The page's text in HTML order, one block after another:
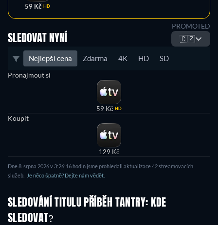
59 Kč HD
PROMOTED
SLEDOVAT NYNÍ 🇨🇿
Nejlepší cena Zdarma 4K HD SD
Pronajmout si
59 Kč HD
Koupit
129 Kč
Dne 8. srpna 2026 v 3:26:16 hodin jsme prohledali aktualizace 42 streamovacích
služeb.
Je něco špatně? Dejte nám vědět.
SLEDOVÁNÍ TITULU PŘÍBĚH TANTRY: KDE
SLEDOVAT?